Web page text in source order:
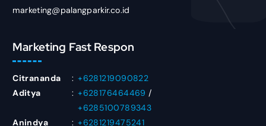
marketing@palangparkir.co.id
Marketing Fast Respon
Citrananda : +6281219090822
Aditya
: +628176464469 /
+6285100789343
Anindya
: +6281219475241